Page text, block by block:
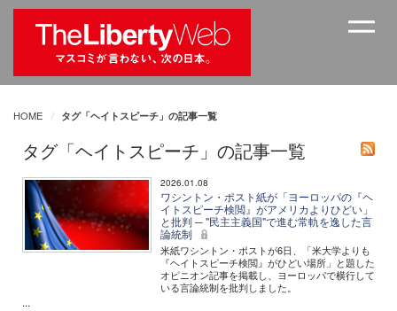
HOME タグ「ヘイトスピーチ」の記事一覧
タグ「ヘイトスピーチ」の記事一覧
2026.01.08
ワシントン・ポスト紙が「ヨーロッパの『ヘ
イトスピーチ検閲』がアメリカよりひどい」
と批判 ─ "民主主義国"で進む常軌を逸した言
論統制
米紙ワシントン・ポストが6日、「米大学よりも
『ヘイトスピーチ検閲』がひどい場所」と題した
オピニオン記事を掲載し、ヨーロッパで横行して
いる言論統制を批判しました。
...